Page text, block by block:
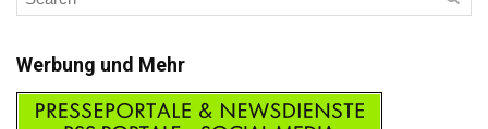
Werbung und Mehr